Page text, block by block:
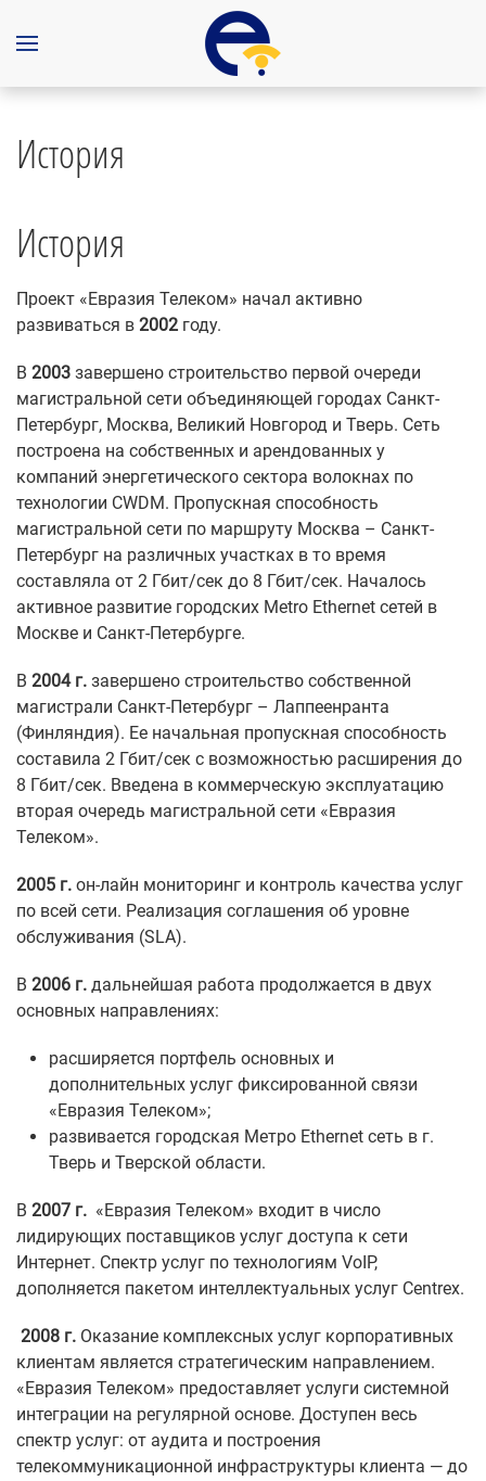
История
История
Проект «Евразия Телеком» начал активно
развиваться в 2002 году.
В 2003 завершено строительство первой очереди
магистральной сети объединяющей городах Санкт-
Петербург, Москва, Великий Новгород и Тверь. Сеть
построена на собственных и арендованных у
компаний энергетического сектора волокнах по
технологии CWDM. Пропускная способность
магистральной сети по маршруту Москва – Санкт-
Петербург на различных участках в то время
составляла от 2 Гбит/сек до 8 Гбит/сек. Началось
активное развитие городских Metro Ethernet сетей в
Москве и Санкт-Петербурге.
В 2004 г. завершено строительство собственной
магистрали Санкт-Петербург – Лаппеенранта
(Финляндия). Ее начальная пропускная способность
составила 2 Гбит/сек с возможностью расширения до
8 Гбит/сек. Введена в коммерческую эксплуатацию
вторая очередь магистральной сети «Евразия
Телеком».
2005 г. он-лайн мониторинг и контроль качества услуг
по всей сети. Реализация соглашения об уровне
обслуживания (SLA).
В 2006 г. дальнейшая работа продолжается в двух
основных направлениях:
расширяется портфель основных и
дополнительных услуг фиксированной связи
«Евразия Телеком»;
развивается городская Метро Ethernet сеть в г.
Тверь и Тверской области.
В 2007 г. «Евразия Телеком» входит в число
лидирующих поставщиков услуг доступа к сети
Интернет. Спектр услуг по технологиям VoIP,
дополняется пакетом интеллектуальных услуг Centrex.
2008 г. Оказание комплексных услуг корпоративных
клиентам является стратегическим направлением.
«Евразия Телеком» предоставляет услуги системной
интеграции на регулярной основе. Доступен весь
спектр услуг: от аудита и построения
телекоммуникационной инфраструктуры клиента — до